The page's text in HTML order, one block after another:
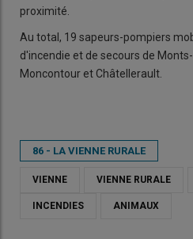
proximité.
Au total, 19 sapeurs-pompiers
d'incendie et de secours de
Moncontour et Châtellerault.
86 - LA VIENNE RURALE
VIENNE VIENNE RURALE
INCENDIES ANIMAUX